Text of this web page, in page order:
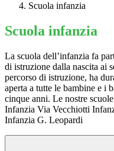
Scuola infanzia
Scuola infanzia
La scuola dell’infanzia fa
di istruzione dalla nascita ai
percorso di istruzione, ha
aperta a tutte le bambine e i
cinque anni. Le nostre
Infanzia Via Vecchiotti
Infanzia G. Leopardi